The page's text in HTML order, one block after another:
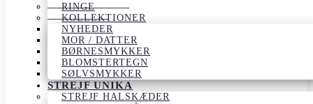
RINGE
KOLLEKTIONER
NYHEDER
MOR / DATTER
BØRNESMYKKER
BLOMSTERTEGN
SØLVSMYKKER
STREJF UNIKA
STREJF HALSKÆDER